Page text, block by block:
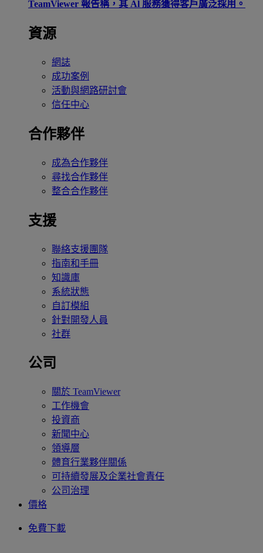
TeamViewer 報告稱，其 Al 服務獲得客戶廣泛採用。
資源
網誌
成功案例
活動與網路研討會
信任中心
合作夥伴
成為合作夥伴
尋找合作夥伴
整合合作夥伴
支援
聯絡支援團隊
指南和手冊
知識庫
系統狀態
自訂模組
針對開發人員
社群
公司
關於 TeamViewer
工作機會
投資商
新聞中心
領導層
體育行業夥伴關係
可持續發展及企業社會責任
公司治理
價格
免費下載